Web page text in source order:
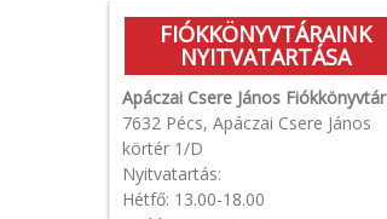
FIÓKKÖNYVTÁRAINK
NYITVATARTÁSA
Apáczai Csere János Fiókkönyvtár
7632 Pécs, Apáczai Csere János
körtér 1/D
Nyitvatartás:
Hétfő: 13.00-18.00